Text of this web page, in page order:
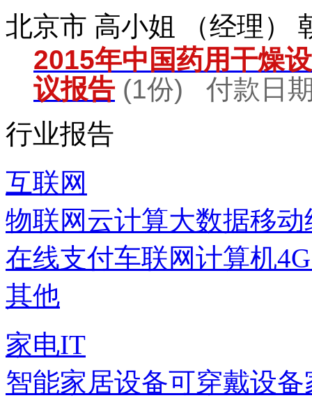
北京市 高小姐 （经理）
2015年中国药用干燥
议报告 (1份) 付款日
行业报告
互联网
物联网 云计算大数据移动
在线支付车联网计算机
其他
家电IT
智能家居设备可穿戴设备